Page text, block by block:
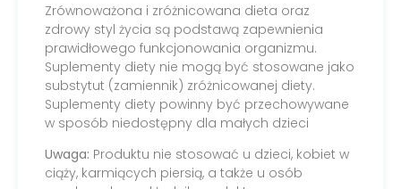
Zrównoważona i zróżnicowana dieta oraz
zdrowy styl życia są podstawą zapewnienia
prawidłowego funkcjonowania organizmu.
Suplementy diety nie mogą być stosowane jako
substytut (zamiennik) zróżnicowanej diety.
Suplementy diety powinny być przechowywane
w sposób niedostępny dla małych dzieci
Uwaga: Produktu nie stosować u dzieci, kobiet w
ciąży, karmiących piersią, a także u osób